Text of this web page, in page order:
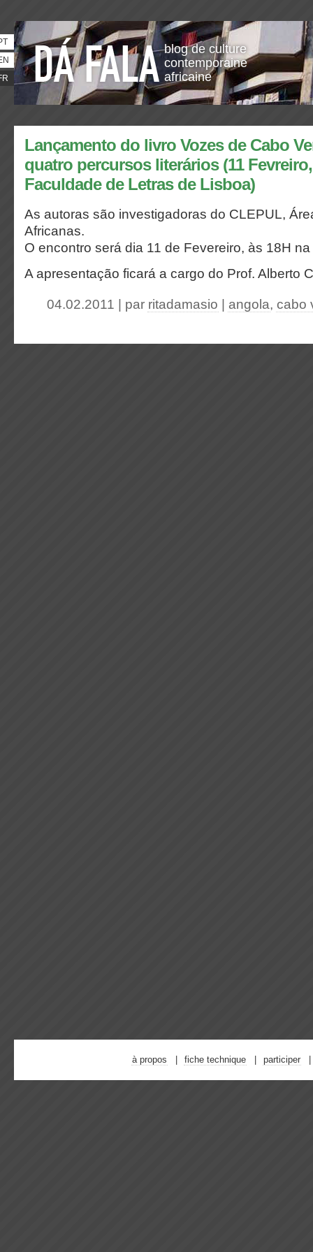
blog de culture
contemporaine
africaine
Lançamento do livro Vozes de Cabo
quatro percursos literários (11
Faculdade de Letras de Lisboa)
As autoras são investigadoras do CLEPUL,
Africanas.
O encontro será dia 11 de Fevereiro, às 18H
A apresentação ficará a cargo do Prof. Alberto
04.02.2011 | par ritadamasio angola, cabo
à propos fiche technique participer